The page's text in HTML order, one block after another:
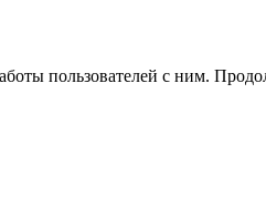
пользователей с ним.